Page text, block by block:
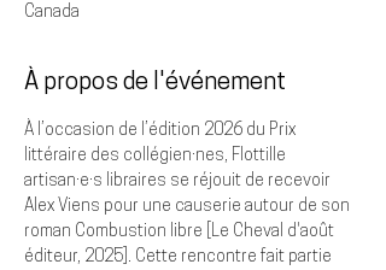
Canada
À propos de l'événement
À l’occasion de l’édition 2026 du Prix
littéraire des collégien·nes, Flottille
artisan·e·s libraires se réjouit de recevoir
Alex Viens pour une causerie autour de son
roman Combustion libre [Le Cheval d'août
éditeur, 2025]. Cette rencontre fait partie